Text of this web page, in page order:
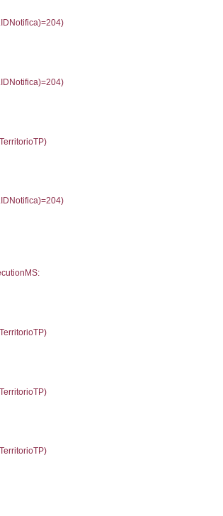
ON
a2p ON
a2p ON
FROM cod_ipa_aoo INNER
'%d/%m/%Y') as
FROM d3_ispezioni
el_nazioni ON
FROM f_confini INNER
FROM reg_f_confini
ON el_province.IstRegione =
0.00089812278747559